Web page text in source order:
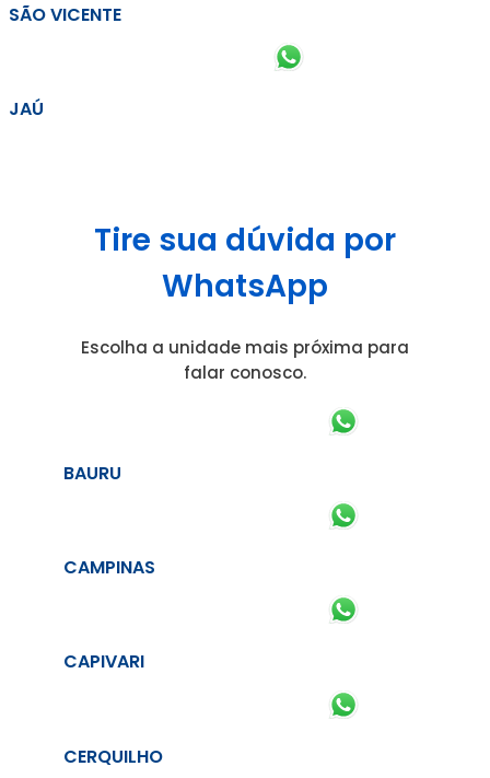
SÃO VICENTE
JAÚ
Tire sua dúvida por
WhatsApp
Escolha a unidade mais próxima para
falar conosco.
BAURU
CAMPINAS
CAPIVARI
CERQUILHO